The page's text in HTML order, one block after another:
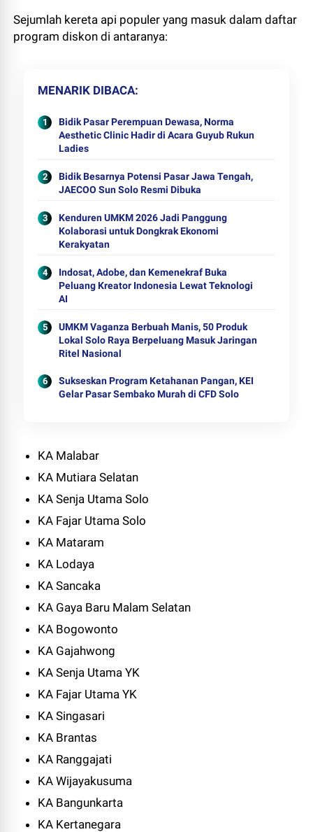
Sejumlah kereta api populer yang masuk dalam daftar
program diskon di antaranya:
MENARIK DIBACA
Bidik Pasar Perempuan Dewasa, Norma
Aesthetic Clinic Hadir di Acara Guyub Rukun
Ladies
Bidik Besarnya Potensi Pasar Jawa Tengah,
JAECOO Sun Solo Resmi Dibuka
Kenduren UMKM 2026 Jadi Panggung
Kolaborasi untuk Dongkrak Ekonomi
Kerakyatan
Indosat, Adobe, dan Kemenekraf Buka
Peluang Kreator Indonesia Lewat Teknologi
AI
UMKM Vaganza Berbuah Manis, 50 Produk
Lokal Solo Raya Berpeluang Masuk Jaringan
Ritel Nasional
Sukseskan Program Ketahanan Pangan, KEI
Gelar Pasar Sembako Murah di CFD Solo
KA Malabar
KA Mutiara Selatan
KA Senja Utama Solo
KA Fajar Utama Solo
KA Mataram
KA Lodaya
KA Sancaka
KA Gaya Baru Malam Selatan
KA Bogowonto
KA Gajahwong
KA Senja Utama YK
KA Fajar Utama YK
KA Singasari
KA Brantas
KA Ranggajati
KA Wijayakusuma
KA Bangunkarta
KA Kertanegara